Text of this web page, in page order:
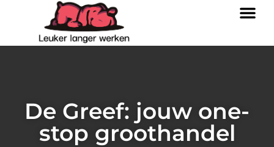
De Greef: jouw one-
stop groothandel